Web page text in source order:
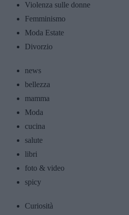
Violenza sulle donne
Femminismo
Moda Estate
Divorzio
news
bellezza
mamma
Moda
cucina
salute
libri
foto & video
spicy
Curiosità